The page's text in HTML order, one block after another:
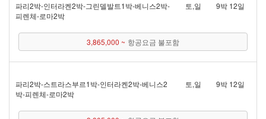
파리 2박 - 인터라켄 2박 - 그린델발트 1박 - 베니스 2박 -
피렌체 - 로마 2박
토,일 9박 12일
3,865,000 ~ 항공요금 불포함
파리 2박 - 스트라스부르 1박 - 인터라켄 2박 - 베니스 2
박 - 피렌체 - 로마 2박
토,일 9박 12일